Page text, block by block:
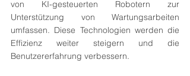
von KI-gesteuerten Robotern zur
Unterstützung von Wartungsarbeiten
umfassen. Diese Technologien werden die
Effizienz weiter steigern und die
Benutzererfahrung verbessern.